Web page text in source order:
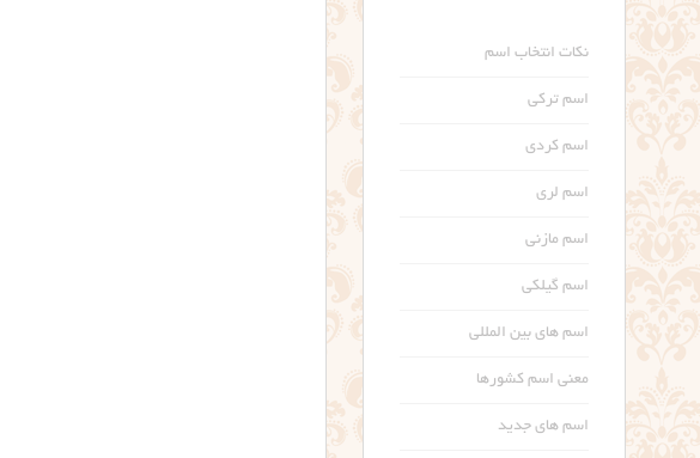
نکات انتخاب اسم
اسم ترکی
اسم کردی
اسم لری
اسم مازنی
اسم گیلکی
اسم های بین المللی
معنی اسم کشورها
اسم های جدید